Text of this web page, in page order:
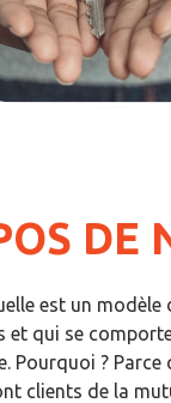
DE
est un
et qui se
Pourquoi ? Parce
clients de la